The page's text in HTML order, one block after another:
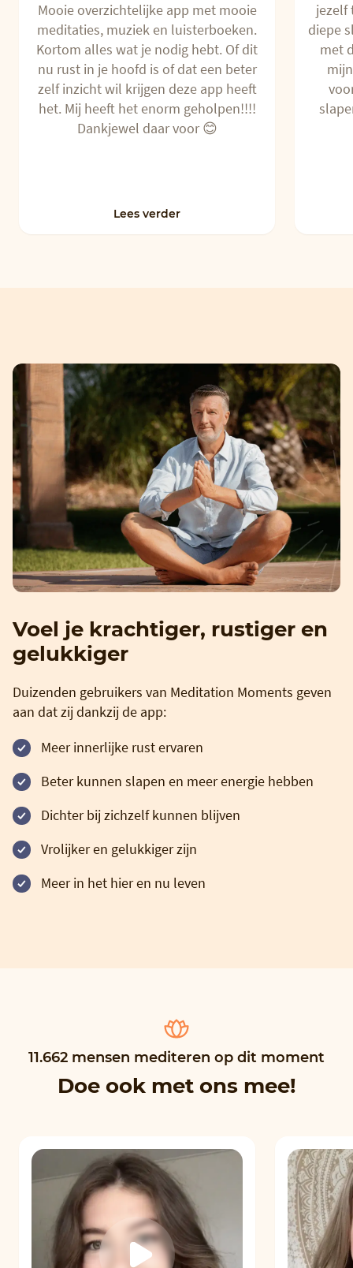
Mooie overzichtelijke app met mooie
meditaties, muziek en luisterboeken.
Kortom alles wat je nodig hebt. Of dit
nu rust in je hoofd is of dat een beter
zelf inzicht wil krijgen deze app heeft
het. Mij heeft het enorm geholpen!!!!
Dankjewel daar voor 😊
Lees verder
jezelf
diepe
met
Voel je krachtiger, rustiger en
gelukkiger
Duizenden gebruikers van Meditation Moments geven
aan dat zij dankzij de app:
Meer innerlijke rust ervaren
Beter kunnen slapen en meer energie hebben
Dichter bij zichzelf kunnen blijven
Vrolijker en gelukkiger zijn
Meer in het hier en nu leven
11.662 mensen mediteren op dit moment
Doe ook met ons mee!